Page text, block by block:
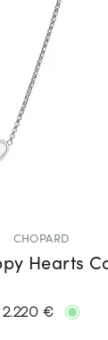
CHOPARD
Hearts
2.220 €